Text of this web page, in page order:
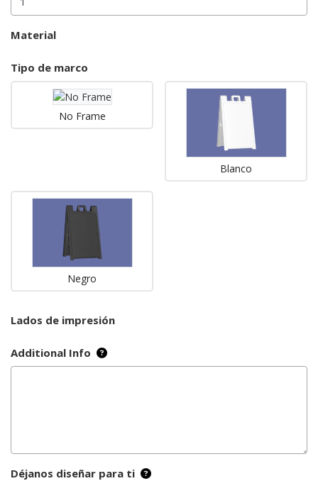
Material
Tipo de marco
No Frame
Blanco
Negro
Lados de impresión
Additional Info
Déjanos diseñar para ti